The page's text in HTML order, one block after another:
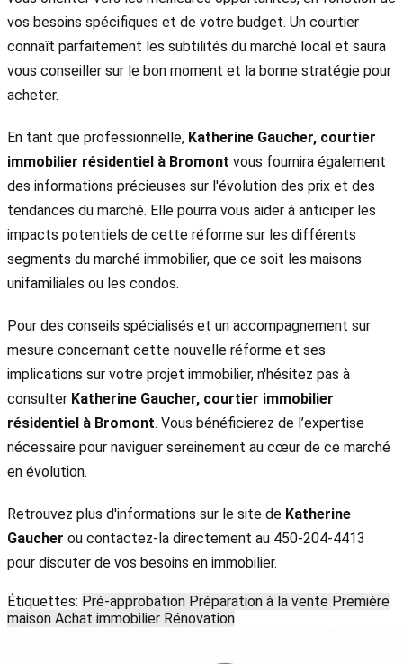
vos besoins spécifiques et de votre budget. Un courtier
connaît parfaitement les subtilités du marché local et saura
vous conseiller sur le bon moment et la bonne stratégie pour
acheter.
En tant que professionnelle, Katherine Gaucher, courtier
immobilier résidentiel à Bromont vous fournira également
des informations précieuses sur l'évolution des prix et des
tendances du marché. Elle pourra vous aider à anticiper les
impacts potentiels de cette réforme sur les différents
segments du marché immobilier, que ce soit les maisons
unifamiliales ou les condos.
Pour des conseils spécialisés et un accompagnement sur
mesure concernant cette nouvelle réforme et ses
implications sur votre projet immobilier, n'hésitez pas à
consulter Katherine Gaucher, courtier immobilier
résidentiel à Bromont. Vous bénéficierez de l’expertise
nécessaire pour naviguer sereinement au cœur de ce marché
en évolution.
Retrouvez plus d'informations sur le site de Katherine
Gaucher ou contactez-la directement au 450-204-4413
pour discuter de vos besoins en immobilier.
Étiquettes: Pré-approbation Préparation à la vente Première
maison Achat immobilier Rénovation